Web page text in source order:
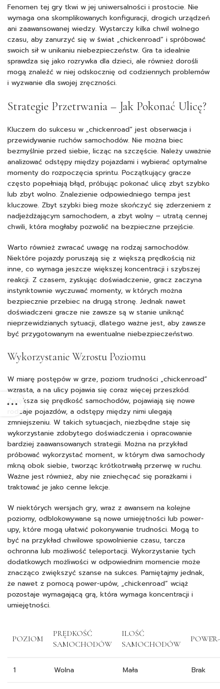
Fenomen tej gry tkwi w jej uniwersalności i prostocie. Nie
wymaga ona skomplikowanych konfiguracji, drogich urządzeń
ani zaawansowanej wiedzy. Wystarczy kilka chwil wolnego
czasu, aby zanurzyć się w świat „chickenroad” i spróbować
swoich sił w unikaniu niebezpieczeństw. Gra ta idealnie
sprawdza się jako rozrywka dla dzieci, ale również dorośli
mogą znaleźć w niej odskocznię od codziennych problemów
i wyzwanie dla swojej zręczności.
Strategie Przetrwania – Jak Pokonać Ulicę?
Kluczem do sukcesu w „chickenroad” jest obserwacja i
przewidywanie ruchów samochodów. Nie można biec
bezmyślnie przed siebie, licząc na szczęście. Należy uważnie
analizować odstępy między pojazdami i wybierać optymalne
momenty do rozpoczęcia sprintu. Początkujący gracze
często popełniają błąd, próbując pokonać ulicę zbyt szybko
lub zbyt wolno. Znalezienie odpowiedniego tempa jest
kluczowe. Zbyt szybki bieg może skończyć się zderzeniem z
nadjeżdżającym samochodem, a zbyt wolny – utratą cennej
chwili, która mogłaby pozwolić na bezpieczne przejście.
Warto również zwracać uwagę na rodzaj samochodów.
Niektóre pojazdy poruszają się z większą prędkością niż
inne, co wymaga jeszcze większej koncentracji i szybszej
reakcji. Z czasem, zyskując doświadczenie, gracz zaczyna
instynktownie wyczuwać momenty, w których można
bezpiecznie przebiec na drugą stronę. Jednak nawet
doświadczeni gracze nie zawsze są w stanie uniknąć
nieprzewidzianych sytuacji, dlatego ważne jest, aby zawsze
być przygotowanym na ewentualne niebezpieczeństwo.
Wykorzystanie Wzrostu Poziomu
W miarę postępów w grze, poziom trudności „chickenroad”
wzrasta, a na ulicy pojawia się coraz więcej przeszkód.
Zwiększa się prędkość samochodów, pojawiają się nowe
rodzaje pojazdów, a odstępy między nimi ulegają
zmniejszeniu. W takich sytuacjach, niezbędne staje się
wykorzystanie zdobytego doświadczenia i opracowanie
bardziej zaawansowanych strategii. Można na przykład
próbować wykorzystać moment, w którym dwa samochody
mkną obok siebie, tworząc krótkotrwałą przerwę w ruchu.
Ważne jest również, aby nie zniechęcać się porażkami i
traktować je jako cenne lekcje.
W niektórych wersjach gry, wraz z awansem na kolejne
poziomy, odblokowywane są nowe umiejętności lub power-
upy, które mogą ułatwić pokonywanie trudności. Mogą to
być na przykład chwilowe spowolnienie czasu, tarcza
ochronna lub możliwość teleportacji. Wykorzystanie tych
dodatkowych możliwości w odpowiednim momencie może
znacząco zwiększyć szanse na sukces. Pamiętajmy jednak,
że nawet z pomocą power-upów, „chickenroad” wciąż
pozostaje wymagającą grą, która wymaga koncentracji i
umiejętności.
POZIOM
PRĘDKOŚĆ
SAMOCHODÓW
ILOŚĆ
SAMOCHODÓW
1 Wolna Mała Brak